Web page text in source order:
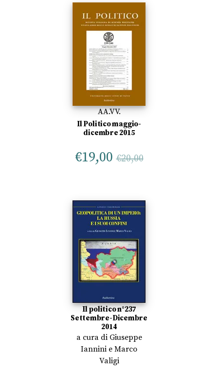
AA.VV.
Il Politico maggio-
dicembre 2015
€19,00 €20,00
Il politico n°237
Settembre-Dicembre
2014
a cura di Giuseppe
Iannini e Marco
Valigi